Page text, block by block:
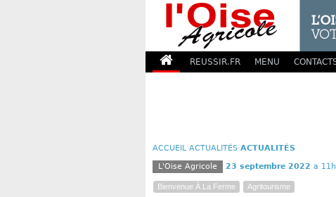
REUSSIR.FR MENU
ACCUEIL ACTUALITÉS ACTUALITÉS
L'Oise Agricole 23 septembre 2022 a
Bienvenue À La Ferme Agritourisme